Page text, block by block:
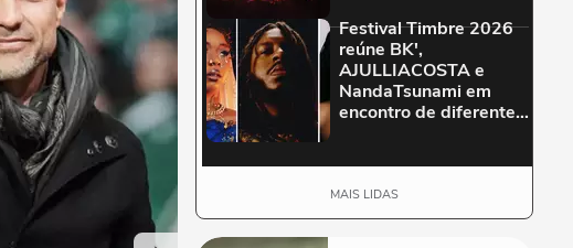
MAIS LIDAS